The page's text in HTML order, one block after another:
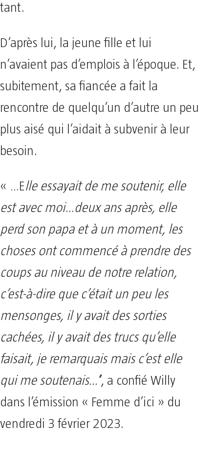
tant.
D’après lui, la jeune fille et lui
n’avaient pas d’emplois à l’époque. Et,
subitement, sa fiancée a fait la
rencontre de quelqu’un d’autre un peu
plus aisé qui l’aidait à subvenir à leur
besoin.
« …Elle essayait de me soutenir, elle
est avec moi…deux ans après, elle
perd son papa et à un moment, les
choses ont commencé à prendre des
coups au niveau de notre relation,
c’est-à-dire que c’était un peu les
mensonges, il y avait des sorties
cachées, il y avait des trucs qu’elle
faisait, je remarquais mais c’est elle
qui me soutenais…’’, a confié Willy
dans l’émission « Femme d’ici » du
vendredi 3 février 2023.